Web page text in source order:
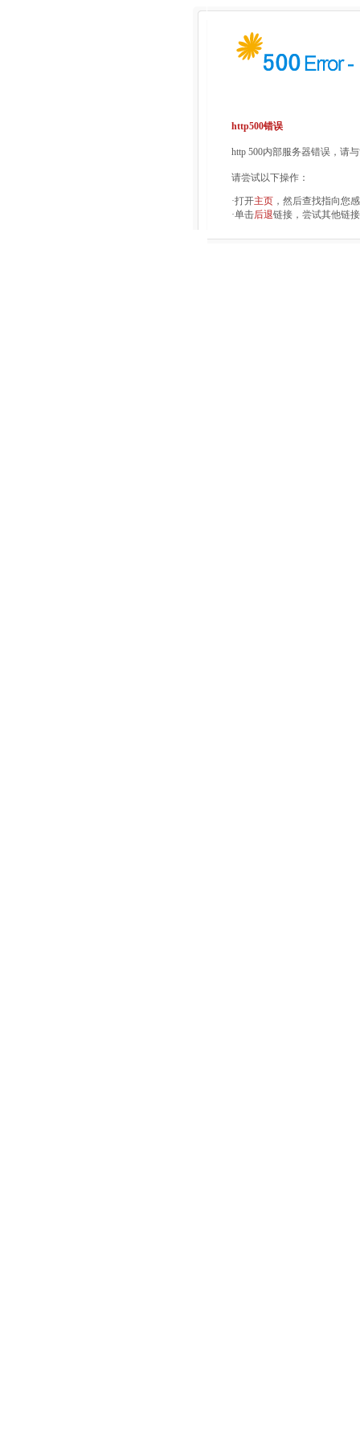
http500错误
http 500内部服务器错误，请
请尝试以下操作：
·打开主页 ，然后查找指向您
·单击后退链接，尝试其他链